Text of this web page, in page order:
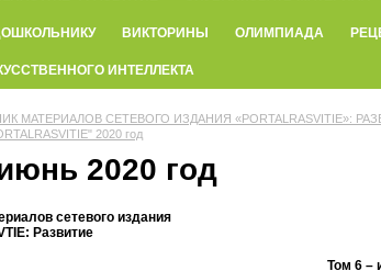
ВИКТОРИНЫ ОЛИМПИАДА
ИНТЕЛЛЕКТА
МАТЕРИАЛОВ СЕТЕВОГО ИЗДАНИЯ «PORTALRASVITIE»:
2020 год
2020 год
сетевого издания
Развитие
Том 6 –